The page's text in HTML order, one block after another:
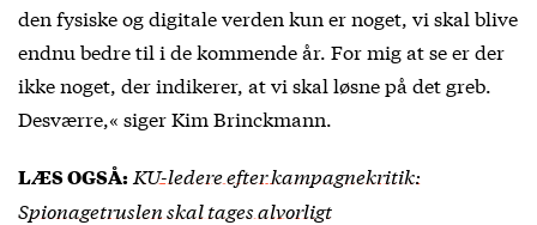
den fysiske og digitale verden kun er noget, vi skal blive
endnu bedre til i de kommende år. For mig at se er der
ikke noget, der indikerer, at vi skal løsne på det greb.
Desværre,« siger Kim Brinckmann.
LÆS OGSÅ: KU-ledere efter kampagnekritik:
Spionagetruslen skal tages alvorligt